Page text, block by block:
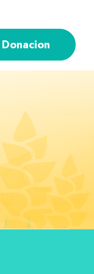
Donacion